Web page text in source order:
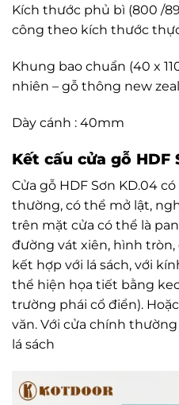
Kích thước phủ bì (800 /
công theo kích thước
Khung bao chuẩn (40 x
nhiên – gỗ thông new
Dày cánh : 40mm
Kết cấu cửa gỗ HDF
Cửa gỗ HDF Sơn KD.04
thường, có thể mở lật,
trên mặt cửa có thể là
đường vát xiên, hình tròn,
kết hợp với lá sách, với
thể hiện họa tiết bằng
trường phái cổ điển).
văn. Với cửa chính
lá sách